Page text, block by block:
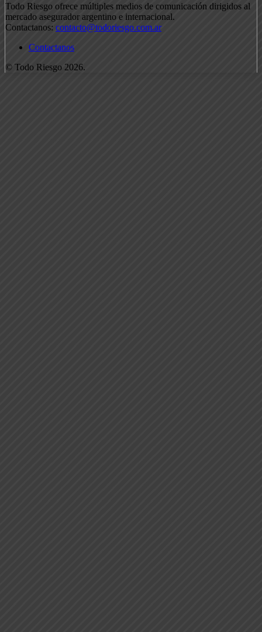
Todo Riesgo ofrece múltiples medios de comunicación dirigidos al
mercado asegurador argentino e internacional.
Contactanos: contacto@todoriesgo.com.ar
Contactanos
© Todo Riesgo 2026.